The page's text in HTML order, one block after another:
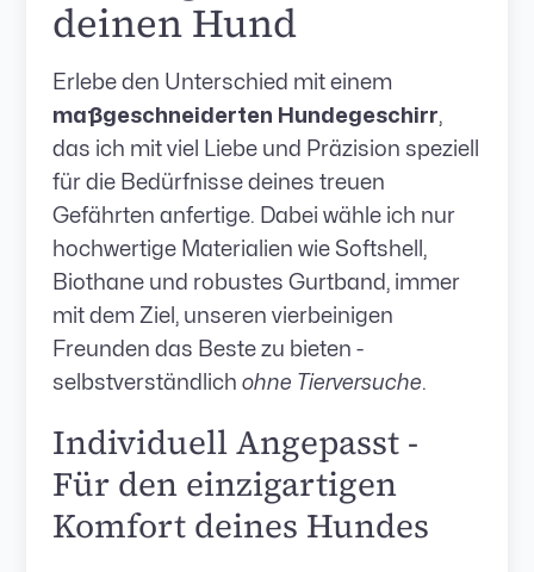
deinen Hund
Erlebe den Unterschied mit einem
maßgeschneiderten Hundegeschirr,
das ich mit viel Liebe und Präzision speziell
für die Bedürfnisse deines treuen
Gefährten anfertige. Dabei wähle ich nur
hochwertige Materialien wie Softshell,
Biothane und robustes Gurtband, immer
mit dem Ziel, unseren vierbeinigen
Freunden das Beste zu bieten -
selbstverständlichohne Tierversuche.
Individuell Angepasst -
Für den einzigartigen
Komfort deines Hundes